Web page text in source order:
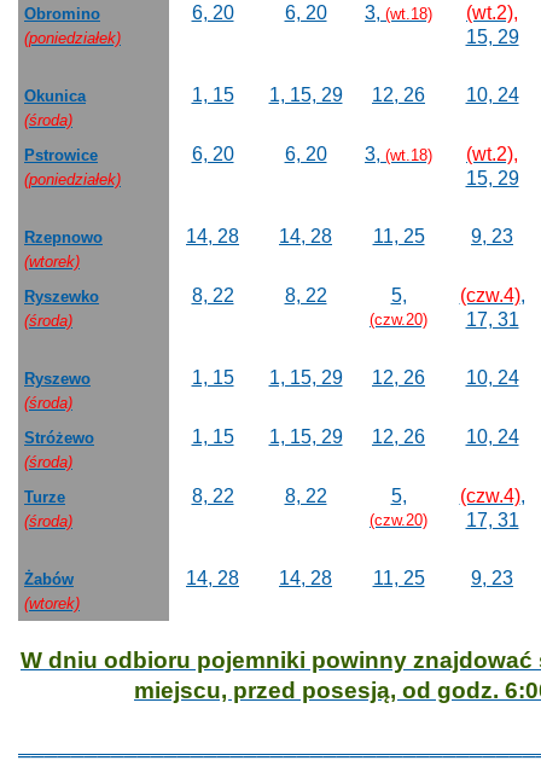
Obromino
(poniedziałek)
6, 20 6, 20 3, (wt.18)
(wt.2),
15, 29
Okunica
(środa)
1, 15 1, 15, 29 12, 26 10, 24
Pstrowice
(poniedziałek)
6, 20 6, 20 3, (wt.18)
(wt.2),
15, 29
Rzepnowo
(wtorek)
14, 28 14, 28 11, 25 9, 23
Ryszewko
(środa)
8, 22 8, 22 5,
(czw.20)
(czw.4),
17, 31
Ryszewo
(środa)
1, 15 1, 15, 29 12, 26 10, 24
Stróżewo
(środa)
1, 15 1, 15, 29 12, 26 10, 24
Turze
(środa)
8, 22 8, 22 5,
(czw.20)
(czw.4),
17, 31
Żabów
(wtorek)
14, 28 14, 28 11, 25 9, 23
W dniu odbioru pojemniki powinny znajdować
miejscu, przed posesją, od godz. 6: